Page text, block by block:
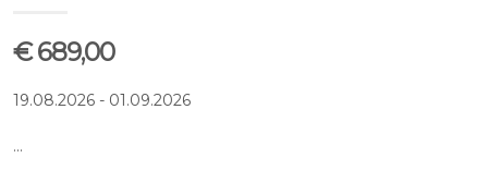
€ 689,00
19.08.2026 - 01.09.2026
…